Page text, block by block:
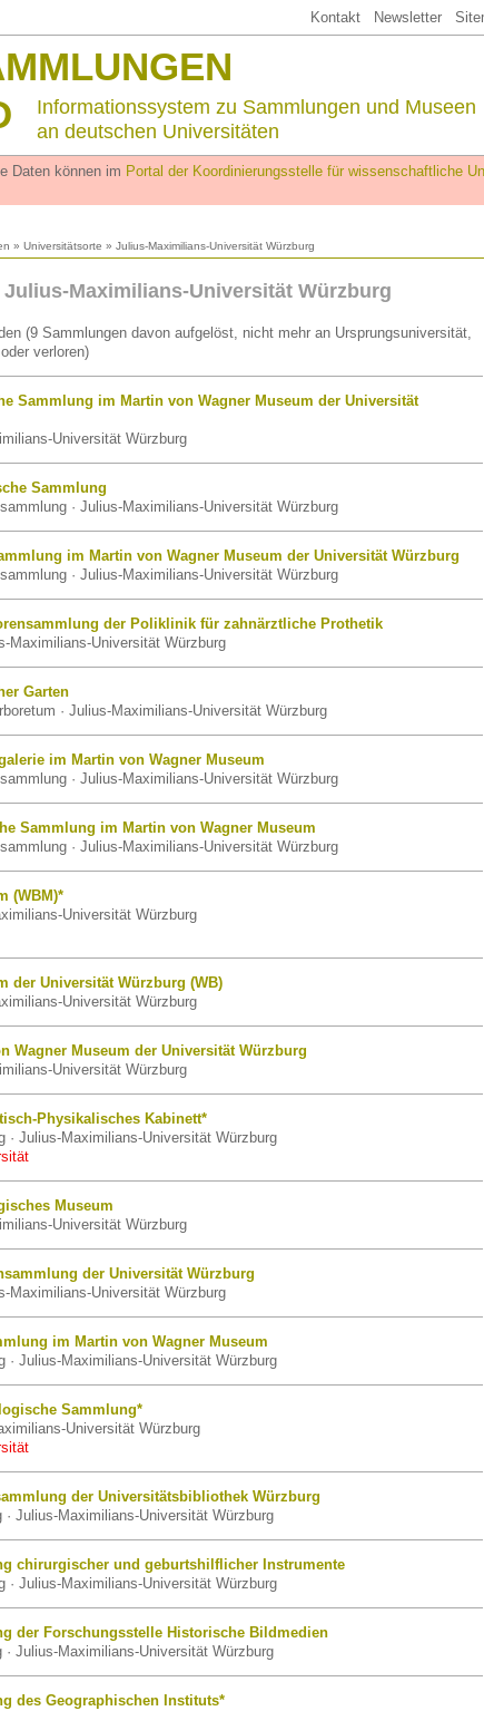
Kontakt Newsletter
Informationssystem zu Sammlungen und Museen
an deutschen Universitäten
Daten können im Portal der Koordinierungsstelle für wissenschaftliche
» Universitätsorte » Julius-Maximilians-Universität Würzburg
Maximilians-Universität Würzburg
(9 Sammlungen davon aufgelöst, nicht mehr an Ursprungsuniversität,
verloren)
Sammlung im Martin von Wagner Museum der Universität
Universität Würzburg
Sammlung
· Julius-Maximilians-Universität Würzburg
im Martin von Wagner Museum der Universität Würzburg
· Julius-Maximilians-Universität Würzburg
der Poliklinik für zahnärztliche Prothetik
Maximilians-Universität Würzburg
Garten
· Julius-Maximilians-Universität Würzburg
im Martin von Wagner Museum
· Julius-Maximilians-Universität Würzburg
Sammlung im Martin von Wagner Museum
· Julius-Maximilians-Universität Würzburg
(WBM)*
Universität Würzburg
der Universität Würzburg (WB)
Universität Würzburg
Wagner Museum der Universität Würzburg
Universität Würzburg
Physikalisches Kabinett*
· Julius-Maximilians-Universität Würzburg
Museum
Universität Würzburg
der Universität Würzburg
Maximilians-Universität Würzburg
im Martin von Wagner Museum
· Julius-Maximilians-Universität Würzburg
Sammlung*
Universität Würzburg
der Universitätsbibliothek Würzburg
· Julius-Maximilians-Universität Würzburg
chirurgischer und geburtshilflicher Instrumente
· Julius-Maximilians-Universität Würzburg
der Forschungsstelle Historische Bildmedien
· Julius-Maximilians-Universität Würzburg
des Geographischen Instituts*